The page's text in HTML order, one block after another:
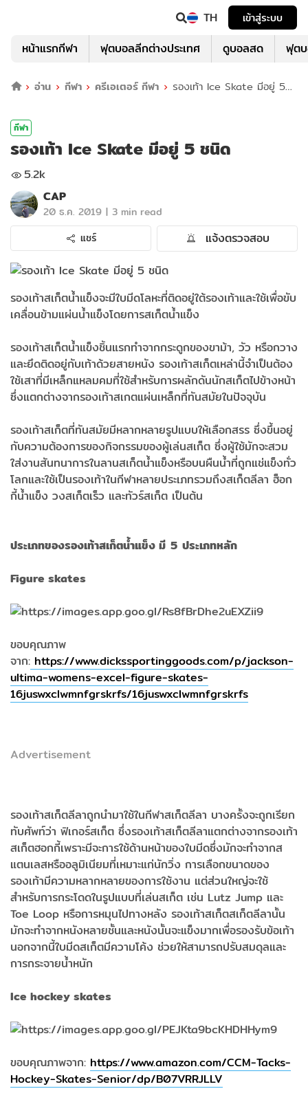
TH เข้าสู่ระบบ
หน้าแรกกีฬา ฟุตบอลลีกต่างประเทศ ดูบอลสด ฟุต
อ่าน กีฬา ครีเอเตอร์ กีฬา
รองเท้า Ice Skate มีอยู่ 5
กีฬา
รองเท้า Ice Skate มีอยู่ 5 ชนิด
5.2k
CAP
20 ธ.ค. 2019 | 3 min read
แชร์
แจ้งตรวจสอบ
รองเท้าสเก็ตน้ำแข็งจะมีใบมีดโลหะที่ติดอยู่ใต้รองเท้าและใช้เพื่อขับ
เคลื่อนข้ามแผ่นน้ำแข็งโดยการสเก็ตน้ำแข็ง
รองเท้าสเก็ตน้ำแข็งชิ้นแรกทำจากกระดูกของขาม้า, วัว หรือกวาง
และยึดติดอยู่กับเท้าด้วยสายหนัง รองเท้าสเก็ตเหล่านี้จำเป็นต้อง
ใช้เสาที่มีเหล็กแหลมคมที่ใช้สำหรับการผลักดันนักสเก็ตไปข้างหน้า
ซึ่งแตกต่างจากรองเท้าสเกตแผ่นเหล็กที่ทันสมัยในปัจจุบัน ​​
รองเท้าสเก็ตที่ทันสมัยมีหลากหลายรูปแบบให้เลือกสรร ซึ่งขึ้นอยู่
กับความต้องการของกิจกรรมของผู้เล่นสเก็ต ซึ่งผู้ใช้มักจะสวม
ใส่งานสันทนาการในลานสเก็ตน้ำแข็งหรือบนผืนน้ำที่ถูกแช่แข็งทั่ว
โลกและใช้เป็นรองเท้าในกีฬาหลายประเภทรวมถึงสเก็ตลีลา ฮ็อก
กี้น้ำแข็ง วงสเก็ตเร็ว และทัวร์สเก็ต เป็นต้น
ประเภทของรองเท้าสเก็ตน้ำแข็ง มี 5 ประเภทหลัก
Figure skates
ขอบคุณภาพ
จาก: https://www.dickssportinggoods.com/p/jackson-
ultima-womens-excel-figure-skates-
16juswxclwmnfgrskrfs/16juswxclwmnfgrskrfs
Advertisement
รองเท้าสเก็ตลีลาถูกนำมาใช้ในกีฬาสเก็ตลีลา บางครั้งจะถูกเรียก
ทับศัพท์ว่า ฟิเกอร์สเก็ต ซึ่งรองเท้าสเก็ตลีลาแตกต่างจากรองเท้า
สเก็ตฮอกกี้เพราะมีจะการใช้ด้านหน้าของใบมีดซึ่งมักจะทำจากส
แตนเลสหรืออลูมิเนียมที่เหมาะแก่นักวิ่ง การเลือกขนาดของ
รองเท้ามีความหลากหลายของการใช้งาน แต่ส่วนใหญ่จะใช้
สำหรับการกระโดดในรูปแบบที่เล่นสเก็ต เช่น Lutz Jump และ
Toe Loop หรือการหมุนไปทางหลัง รองเท้าสเก็ตสเก็ตลีลานั้น
มักจะทำจากหนังหลายชั้นและหนังนั้นจะแข็งมากเพื่อรองรับข้อเท้า
นอกจากนี้ใบมีดสเก็ตมีความโค้ง ช่วยให้สามารถปรับสมดุลและ
การกระจายน้ำหนัก
Ice hockey skates
ขอบคุณภาพจาก: https://www.amazon.com/CCM-Tacks-
Hockey-Skates-Senior/dp/B07VRRJLLV